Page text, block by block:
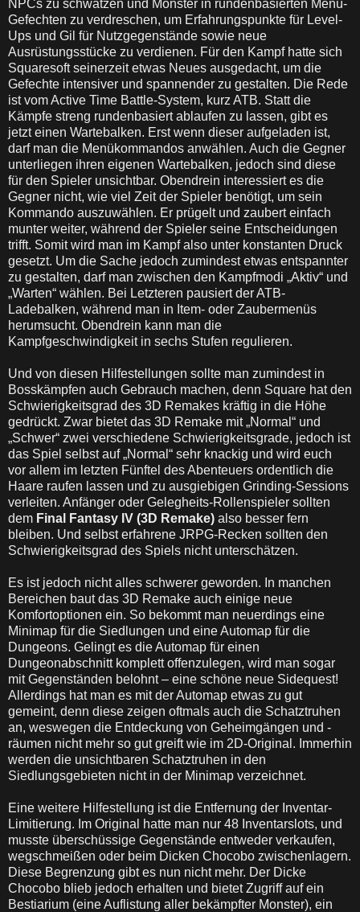
NPCs zu schwatzen und Monster in rundenbasierten Menü-
Gefechten zu verdreschen, um Erfahrungspunkte für Level-
Ups und Gil für Nutzgegenstände sowie neue
Ausrüstungsstücke zu verdienen. Für den Kampf hatte sich
Squaresoft seinerzeit etwas Neues ausgedacht, um die
Gefechte intensiver und spannender zu gestalten. Die Rede
ist vom Active Time Battle-System, kurz ATB. Statt die
Kämpfe streng rundenbasiert ablaufen zu lassen, gibt es
jetzt einen Wartebalken. Erst wenn dieser aufgeladen ist,
darf man die Menükommandos anwählen. Auch die Gegner
unterliegen ihren eigenen Wartebalken, jedoch sind diese
für den Spieler unsichtbar. Obendrein interessiert es die
Gegner nicht, wie viel Zeit der Spieler benötigt, um sein
Kommando auszuwählen. Er prügelt und zaubert einfach
munter weiter, während der Spieler seine Entscheidungen
trifft. Somit wird man im Kampf also unter konstanten Druck
gesetzt. Um die Sache jedoch zumindest etwas entspannter
zu gestalten, darf man zwischen den Kampfmodi „Aktiv“ und
„Warten“ wählen. Bei Letzteren pausiert der ATB-
Ladebalken, während man in Item- oder Zaubermenüs
herumsucht. Obendrein kann man die
Kampfgeschwindigkeit in sechs Stufen regulieren.
Und von diesen Hilfestellungen sollte man zumindest in
Bosskämpfen auch Gebrauch machen, denn Square hat den
Schwierigkeitsgrad des 3D Remakes kräftig in die Höhe
gedrückt. Zwar bietet das 3D Remake mit „Normal“ und
„Schwer“ zwei verschiedene Schwierigkeitsgrade, jedoch ist
das Spiel selbst auf „Normal“ sehr knackig und wird euch
vor allem im letzten Fünftel des Abenteuers ordentlich die
Haare raufen lassen und zu ausgiebigen Grinding-Sessions
verleiten. Anfänger oder Gelegheits-Rollenspieler sollten
dem Final Fantasy IV (3D Remake) also besser fern
bleiben. Und selbst erfahrene JRPG-Recken sollten den
Schwierigkeitsgrad des Spiels nicht unterschätzen.
Es ist jedoch nicht alles schwerer geworden. In manchen
Bereichen baut das 3D Remake auch einige neue
Komfortoptionen ein. So bekommt man neuerdings eine
Minimap für die Siedlungen und eine Automap für die
Dungeons. Gelingt es die Automap für einen
Dungeonabschnitt komplett offenzulegen, wird man sogar
mit Gegenständen belohnt – eine schöne neue Sidequest!
Allerdings hat man es mit der Automap etwas zu gut
gemeint, denn diese zeigen oftmals auch die Schatztruhen
an, weswegen die Entdeckung von Geheimgängen und -
räumen nicht mehr so gut greift wie im 2D-Original. Immerhin
werden die unsichtbaren Schatztruhen in den
Siedlungsgebieten nicht in der Minimap verzeichnet.
Eine weitere Hilfestellung ist die Entfernung der Inventar-
Limitierung. Im Original hatte man nur 48 Inventarslots, und
musste überschüssige Gegenstände entweder verkaufen,
wegschmeißen oder beim Dicken Chocobo zwischenlagern.
Diese Begrenzung gibt es nun nicht mehr. Der Dicke
Chocobo blieb jedoch erhalten und bietet Zugriff auf ein
Bestiarium (eine Auflistung aller bekämpfter Monster), ein